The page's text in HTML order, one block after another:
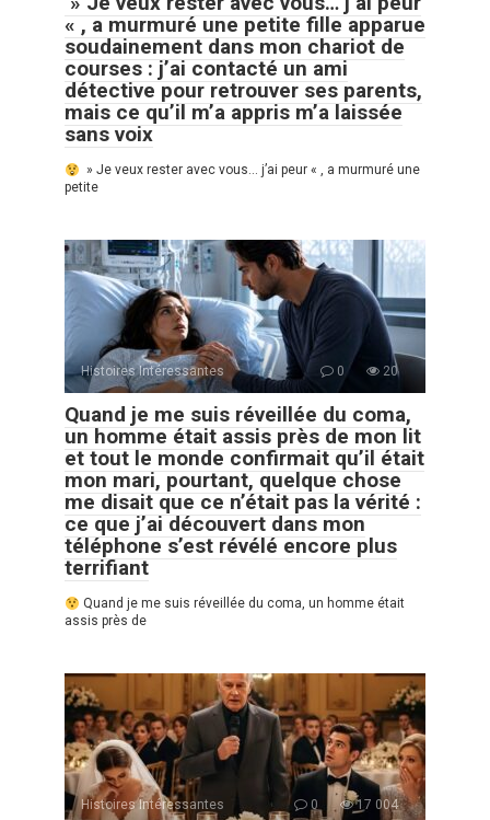
« , a murmuré une petite fille apparue
soudainement dans mon chariot de
courses : j’ai contacté un ami
détective pour retrouver ses parents,
mais ce qu’il m’a appris m’a laissée
sans voix
» Je veux rester avec vous… j’ai peur « , a murmuré une
petite
Histoires Intéressantes 0 20
Quand je me suis réveillée du coma,
un homme était assis près de mon lit
et tout le monde confirmait qu’il était
mon mari, pourtant, quelque chose
me disait que ce n’était pas la vérité :
ce que j’ai découvert dans mon
téléphone s’est révélé encore plus
terrifiant
Quand je me suis réveillée du coma, un homme était
assis près de
Histoires Intéressantes 0 17 004